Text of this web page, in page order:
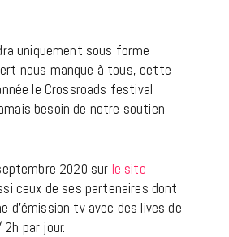
uniquement sous forme
nous manque à tous, cette
le Crossroads festival
besoin de notre soutien
2020 sur le site
ceux de ses partenaires dont
tv avec des lives de
par jour.
Les Eclatantes : une soirée entre
concerts, expos, kart, aéroplume…